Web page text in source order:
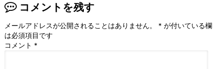
コメントを残す
メールアドレスが公開されることはありません。 * が付いている欄
は必須項目です
コメント *